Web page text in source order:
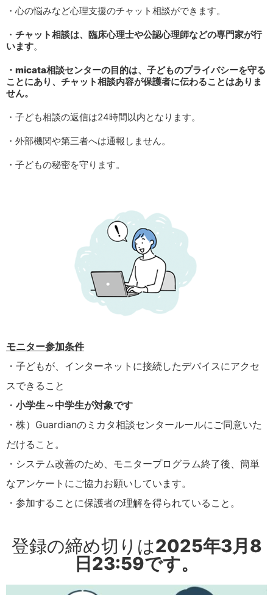
・心の悩みなど心理支援のチャット相談ができます。
・ チャット相談は、臨床心理士や公認心理師などの専門家が行
います。
・micata相談センターの目的は、子どものプライバシーを守る
ことにあり、チャット相談内容が保護者に伝わることはありま
せん。
・子ども相談の返信は24時間以内となります。
・外部機関や第三者へは通報しません。
・子どもの秘密を守ります。
モニター参加条件
・子どもが、インターネットに接続したデバイスにアクセ
スできること
・ 小学生～中学生が対象です
・株）Guardianのミカタ相談センタールールにご同意いた
だけること。
・システム改善のため、モニタープログラム終了後、簡単
なアンケートにご協力お願いしています。
・参加することに保護者の理解を得られていること。
登録の締め切りは2025年3月8
日23:59です。